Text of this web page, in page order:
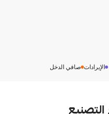
الإيرادات صافي الدخل